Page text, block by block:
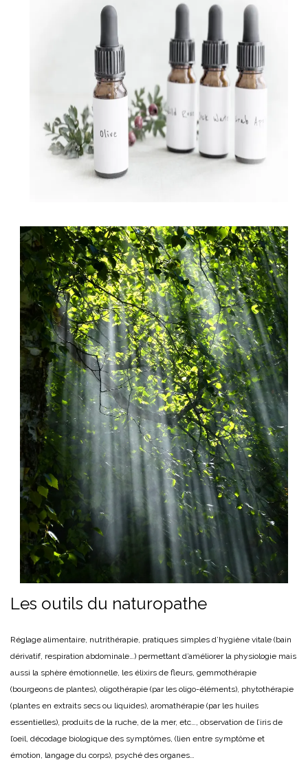
Les outils du naturopathe
Réglage alimentaire, nutrithérapie, pratiques simples d’hygiène vitale (bain
dérivatif, respiration abdominale…) permettant d’améliorer la physiologie mais
aussi la sphère émotionnelle, les élixirs de fleurs, gemmothérapie
(bourgeons de plantes), oligothérapie (par les oligo-éléments), phytothérapie
(plantes en extraits secs ou liquides), aromathérapie (par les huiles
essentielles), produits de la ruche, de la mer, etc…, observation de l’iris de
l’oeil, décodage biologique des symptômes, (lien entre symptôme et
émotion, langage du corps), psyché des organes…